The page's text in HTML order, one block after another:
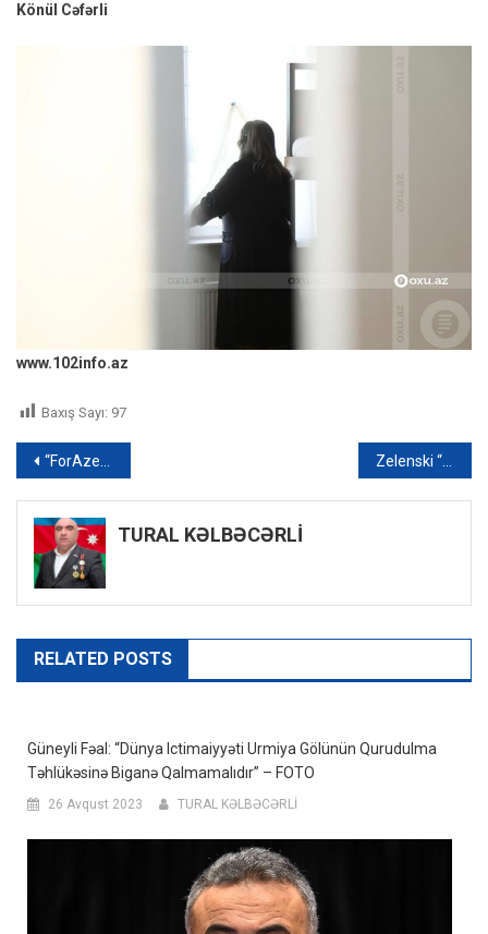
Könül Cəfərli
www.102info.az
Baxış Sayı: 97
Yazı
naviqasiyası
“ForAzerbaijan” Xeyriyyə Təşkilatının Bakı ofisi dövlət qeydiyyatına alındı Zelenski “Moskva” kreyserinin batmasından danışdı
TURAL KƏLBƏCƏRLİ
RELATED POSTS
Güneyli Fəal: “Dünya Ictimaiyyəti Urmiya Gölünün Qurudulma
Təhlükəsinə Biganə Qalmamalıdır” – FOTO
26 Avqust 2023 TURAL KƏLBƏCƏRLİ